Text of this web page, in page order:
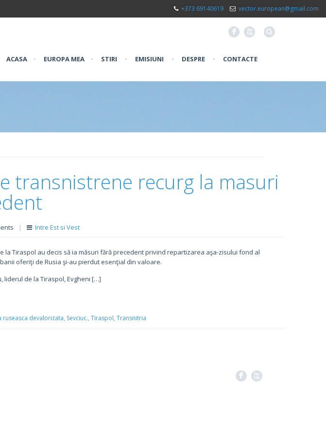
+373 69140619 vector.european@gmail.com
F X
ACASA • EUROPA MEA • STIRI • EMISIUNI • DESPRE • CONTACTE
transnistrene recurg la masuri
| Intre Est si Vest
la Tiraspol au decis să ia măsuri fără precedent privind repartizarea aşa-zisului fond al
oferiţi de Rusia şi-au pierdut esenţial din valoare.
liderul de la Tiraspol, Evgheni […]
ruseasca devalorizata, Sevciuc., Tiraspol, Transnitria
F X